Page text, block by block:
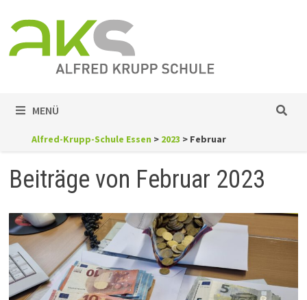
Inhalt
springen
MENÜ
Alfred-Krupp-Schule Essen > 2023 > Februar
Beiträge von Februar 2023